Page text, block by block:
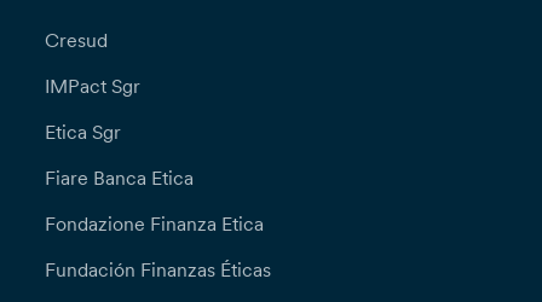
Cresud
IMPact Sgr
Etica Sgr
Fiare Banca Etica
Fondazione Finanza Etica
Fundación Finanzas Éticas